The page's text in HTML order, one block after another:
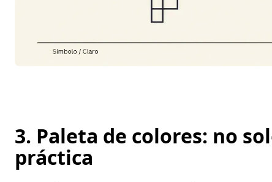
3. Paleta de colores: no
práctica